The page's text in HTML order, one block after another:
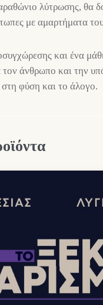
λύτρωσης, θα
με αμαρτήματα
και ένα
τον άνθρωπο και την
στη φύση και το άλογο.